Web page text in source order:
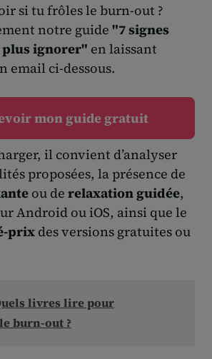
si tu frôles le burn-out ?
notre guide "7 signes
plus ignorer" en laissant
email ci-dessous.
mon guide gratuit
il convient d’analyser
proposées, la présence de
ou de relaxation guidée,
Android ou iOS, ainsi que le
prix des versions gratuites ou
livres lire pour
burn-out ?